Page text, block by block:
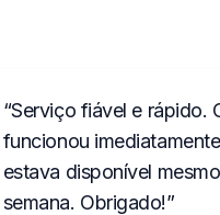
Serviço fiável e rápido.
funcionou
estava disponível
semana. Obrigado!